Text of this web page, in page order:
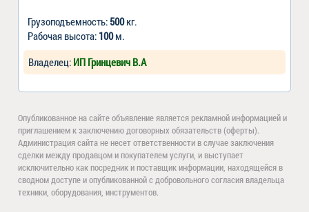
Грузоподъемность: 500кг.
Рабочая высота: 100м.
Владелец: ИП Гринцевич В.А
Опубликованное на сайте объявление является рекламной информацией и
приглашением к заключению договорных обязательств (оферты).
Администрация сайта не несет ответственности в случае заключения
сделки между продавцом и покупателем услуги, и выступает
исключительно как посредник и поставщик информации, находящейся в
сводном доступе и опубликованной с добровольного согласия владельца
техники, оборудования, инструментов.